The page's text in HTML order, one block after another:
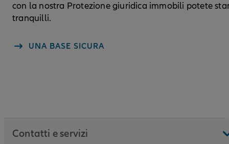
con la nostra Protezione giuridica immobili potete
tranquilli.
UNA BASE SICURA
Contatti e servizi